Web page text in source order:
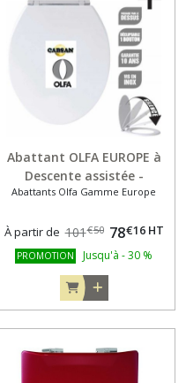
Abattant OLFA EUROPE à
Descente assistée -
Déclipsable
Abattants Olfa Gamme Europe
À partir de 101€50 78€16 HT
PROMOTION Jusqu'à -30 %